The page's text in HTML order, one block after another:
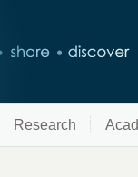
Research